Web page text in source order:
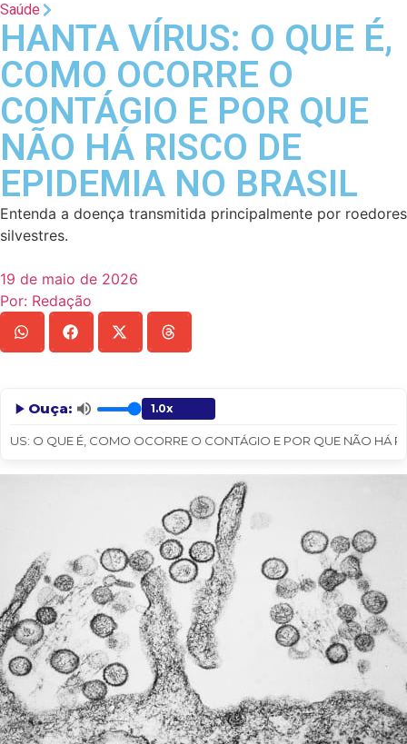
Saúde
HANTA VÍRUS: O QUE É,
COMO OCORRE O
CONTÁGIO E POR QUE
NÃO HÁ RISCO DE
EPIDEMIA NO BRASIL
Entenda a doença transmitida principalmente por roedores
silvestres.
19 de maio de 2026
Por: Redação
Ouça: